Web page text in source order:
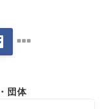
団体